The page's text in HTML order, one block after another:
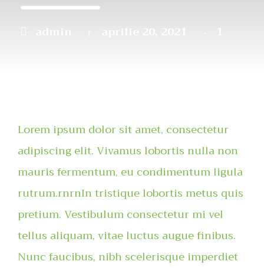
admin aprilie 20, 2021 1
Lorem ipsum dolor sit amet, consectetur
adipiscing elit. Vivamus lobortis nulla non
mauris fermentum, eu condimentum ligula
rutrum.rnrnIn tristique lobortis metus quis
pretium. Vestibulum consectetur mi vel
tellus aliquam, vitae luctus augue finibus.
Nunc faucibus, nibh scelerisque imperdiet